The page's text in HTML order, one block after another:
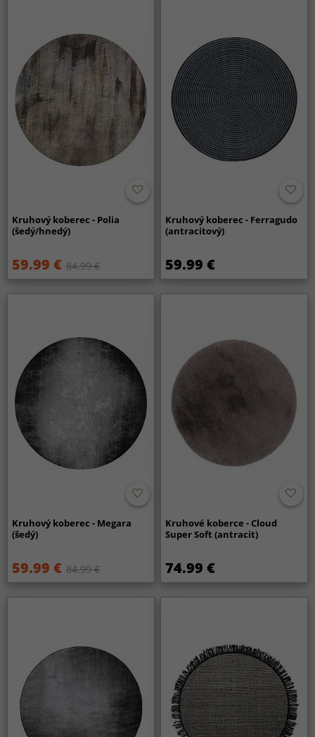
Kruhový koberec - Polia
(šedý/hnedý)
59.99 € 84.99 €
Kruhový koberec - Ferragudo
(antracitový)
59.99 €
Kruhový koberec - Megara
(šedý)
59.99 € 84.99 €
Kruhové koberce - Cloud
Super Soft (antracit)
74.99 €